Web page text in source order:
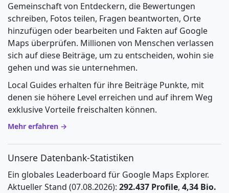
Gemeinschaft von Entdeckern, die Bewertungen
schreiben, Fotos teilen, Fragen beantworten, Orte
hinzufügen oder bearbeiten und Fakten auf Google
Maps überprüfen. Millionen von Menschen verlassen
sich auf diese Beiträge, um zu entscheiden, wohin sie
gehen und was sie unternehmen.
Local Guides erhalten für ihre Beiträge Punkte, mit
denen sie höhere Level erreichen und auf ihrem Weg
exklusive Vorteile freischalten können.
Mehr erfahren →
Unsere Datenbank-Statistiken
Ein globales Leaderboard für Google Maps Explorer.
Aktueller Stand (07.08.2026): 292.437 Profile, 4,34 Bio.